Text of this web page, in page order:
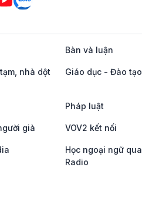
Bàn và luận
nhà dột
Giáo dục - Đào tạo
Pháp luật
già VOV2 kết nối
Học ngoại ngữ qua
Radio